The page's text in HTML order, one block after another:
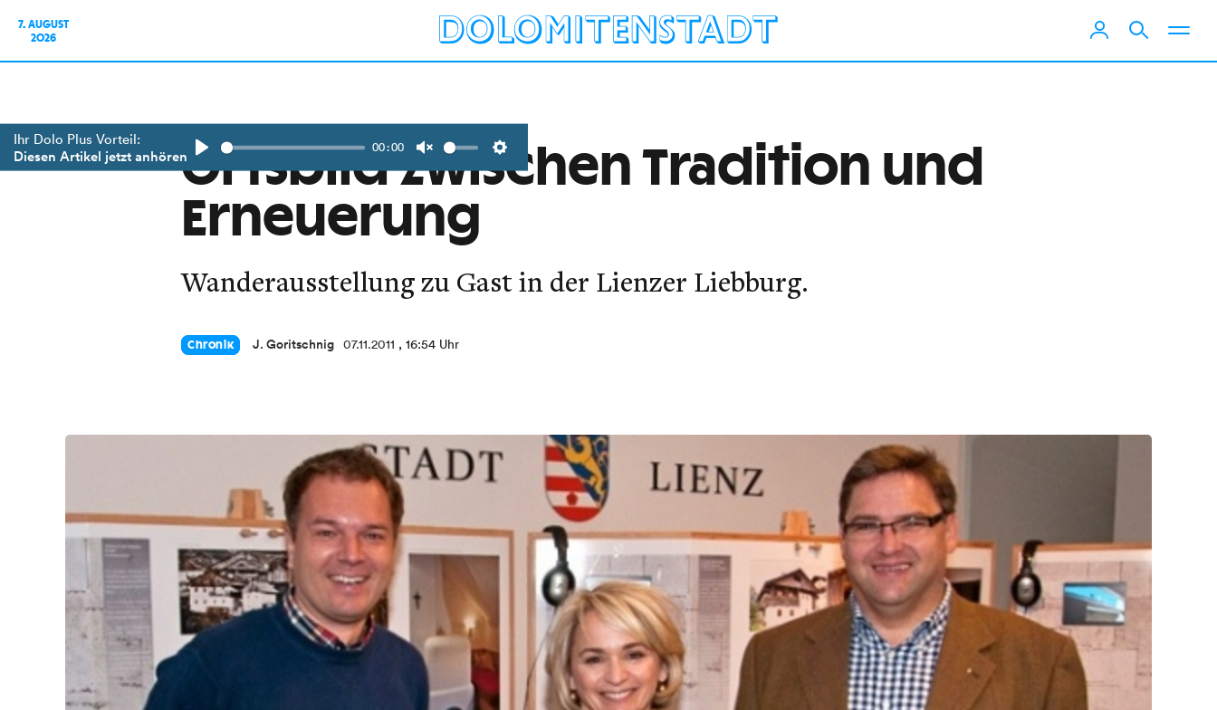
7. AUGUST
2026
Ihr Dolo Plus Vorteil:
Diesen Artikel jetzt anhören
Play
00:00
Unmute Settings
Ortsbild zwischen Tradition und
Erneuerung
Wanderausstellung zu Gast in der Lienzer Liebburg.
Chronik J. Goritschnig 07.11.2011 , 16:54 Uhr